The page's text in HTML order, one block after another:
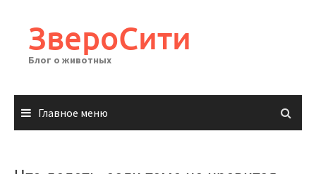
содержимому
ЗвероСити
Блог о животных
Главное меню